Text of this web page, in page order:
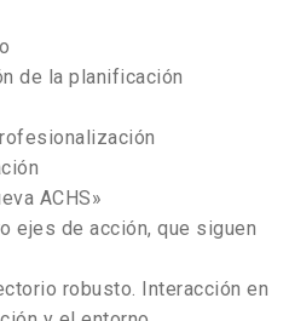
de la planificación
ACHS»
ejes de acción, que siguen
robusto. Interacción en